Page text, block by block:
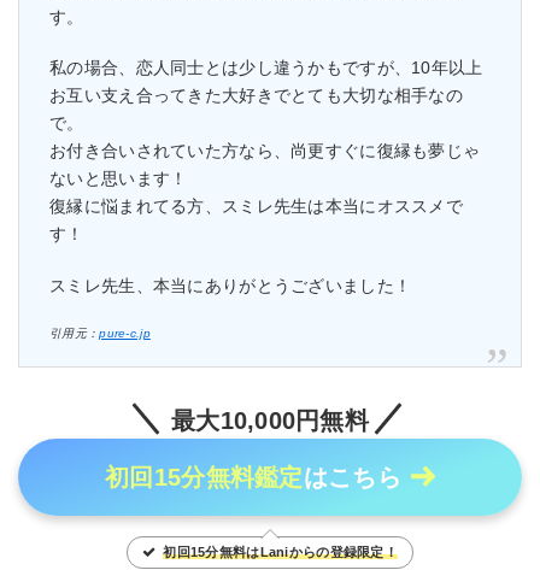
す。
私の場合、恋人同士とは少し違うかもですが、10年以上
お互い支え合ってきた大好きでとても大切な相手なの
で。
お付き合いされていた方なら、尚更すぐに復縁も夢じゃ
ないと思います！
復縁に悩まれてる方、スミレ先生は本当にオススメで
す！
スミレ先生、本当にありがとうございました！
引用元：pure-c.jp
最大10,000円無料
初回15分無料鑑定はこちら
初回15分無料はLaniからの登録限定！